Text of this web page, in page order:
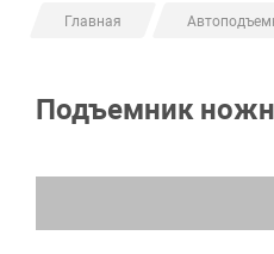
Главная
Подъемник